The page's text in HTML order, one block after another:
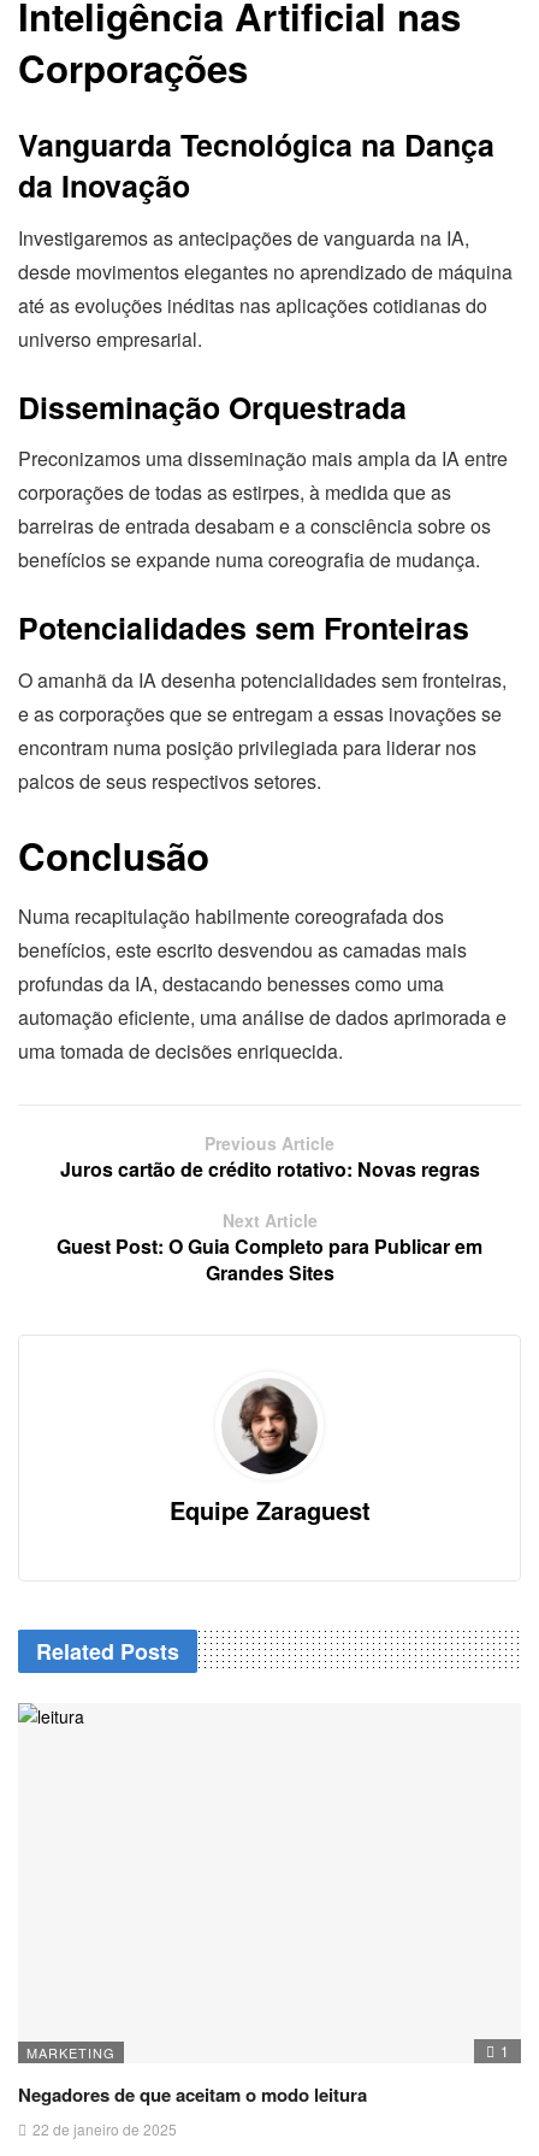
Inteligência Artificial nas
Corporações
Vanguarda Tecnológica na Dança
da Inovação
Investigaremos as antecipações de vanguarda na IA,
desde movimentos elegantes no aprendizado de máquina
até as evoluções inéditas nas aplicações cotidianas do
universo empresarial.
Disseminação Orquestrada
Preconizamos uma disseminação mais ampla da IA entre
corporações de todas as estirpes, à medida que as
barreiras de entrada desabam e a consciência sobre os
benefícios se expande numa coreografia de mudança.
Potencialidades sem Fronteiras
O amanhã da IA desenha potencialidades sem fronteiras,
e as corporações que se entregam a essas inovações se
encontram numa posição privilegiada para liderar nos
palcos de seus respectivos setores.
Conclusão
Numa recapitulação habilmente coreografada dos
benefícios, este escrito desvendou as camadas mais
profundas da IA, destacando benesses como uma
automação eficiente, uma análise de dados aprimorada e
uma tomada de decisões enriquecida.
Previous Article
Juros cartão de crédito rotativo: Novas regras
Next Article
Guest Post: O Guia Completo para Publicar em
Grandes Sites
Equipe Zaraguest
Related Posts
MARKETING 1
Negadores de que aceitam o modo leitura
22 de janeiro de 2025